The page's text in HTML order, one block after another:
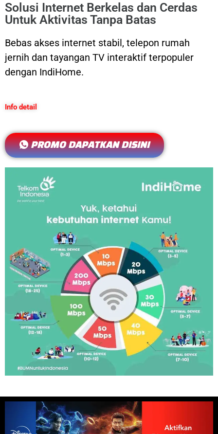
Solusi Internet Berkelas dan Cerdas
Untuk Aktivitas Tanpa Batas
Bebas akses internet stabil, telepon rumah
jernih dan tayangan TV interaktif terpopuler
dengan IndiHome.
Info detail
PROMO DAPATKAN DISINI